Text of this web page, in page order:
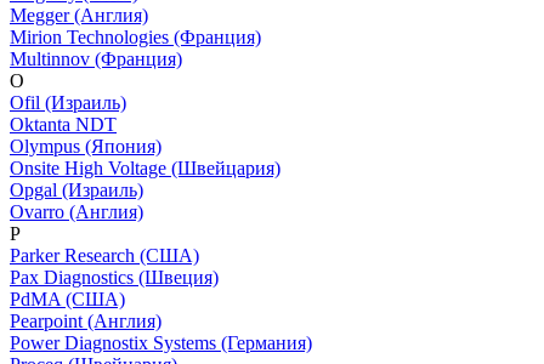
Megger (Англия)
Mirion Technologies (Франция)
Multinnov (Франция)
O
Ofil (Израиль)
Oktanta NDT
Olympus (Япония)
Onsite High Voltage (Швейцария)
Opgal (Израиль)
Ovarro (Англия)
P
Parker Research (США)
Pax Diagnostics (Швеция)
PdMA (США)
Pearpoint (Англия)
Power Diagnostix Systems (Германия)